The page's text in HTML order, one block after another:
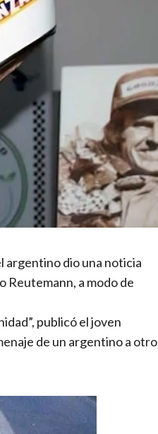
argentino dio una noticia
Reutemann, a modo de
publicó el joven
de un argentino a otro